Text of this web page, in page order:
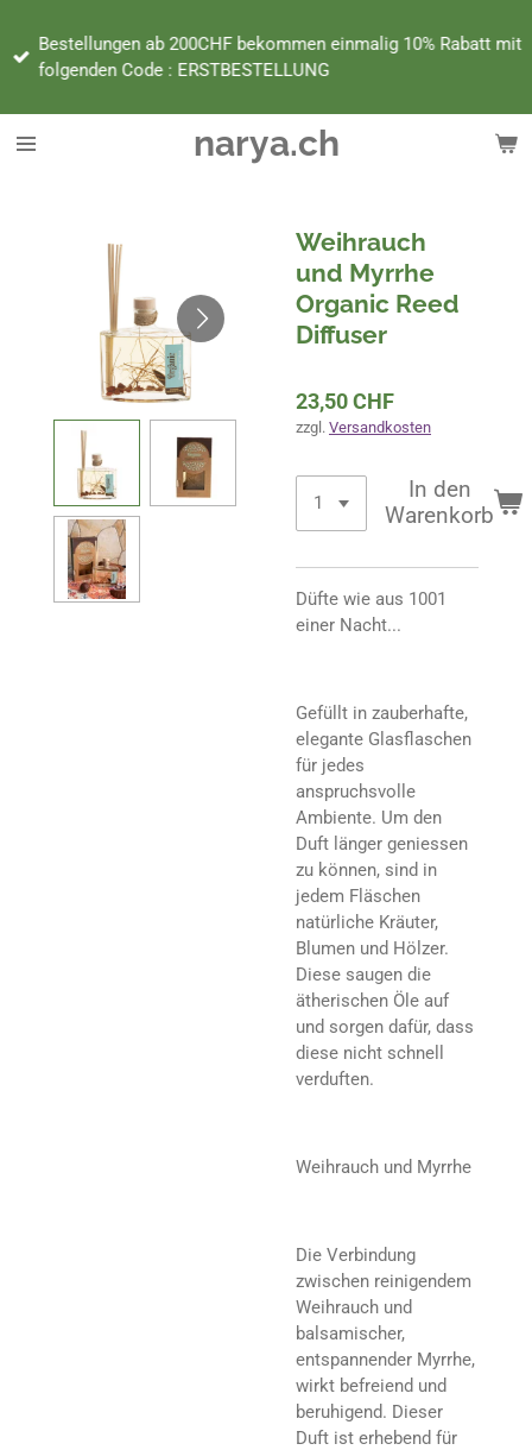
Hauptinhalt
springen
narya.ch
Bestellungen ab 200CHF bekommen einmalig 10% Rabatt mit
folgenden Code : ERSTBESTELLUNG
Weihrauch
und Myrrhe
Organic Reed
Diffuser
23,50 CHF
zzgl. Versandkosten
In den
Warenkorb
Düfte wie aus 1001
einer Nacht...
Gefüllt in zauberhafte,
elegante Glasflaschen
für jedes
anspruchsvolle
Ambiente. Um den
Duft länger geniessen
zu können, sind in
jedem Fläschen
natürliche Kräuter,
Blumen und Hölzer.
Diese saugen die
ätherischen Öle auf
und sorgen dafür, dass
diese nicht schnell
verduften.
Weihrauch und Myrrhe
Die Verbindung
zwischen reinigendem
Weihrauch und
balsamischer,
entspannender Myrrhe,
wirkt befreiend und
beruhigend. Dieser
Duft ist erhebend für